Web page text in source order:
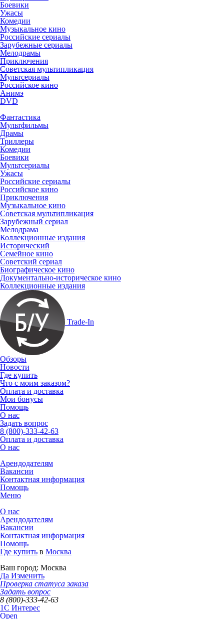
Боевики
Ужасы
Комедии
Музыкальное кино
Российские сериалы
Зарубежные сериалы
Мелодрамы
Приключения
Советская мультипликация
Мультсериалы
Российское кино
Анимэ
DVD
Фантастика
Мультфильмы
Драмы
Триллеры
Комедии
Боевики
Мультсериалы
Ужасы
Российские сериалы
Российское кино
Приключения
Музыкальное кино
Советская мультипликация
Зарубежный сериал
Мелодрама
Коллекционные издания
Исторический
Семейное кино
Советский сериал
Биографическое кино
Документально-историческое кино
Коллекционные издания
Trade-In
Обзоры
Новости
Где купить
Что с моим заказом?
Оплата и доставка
Мои бонусы
Помощь
О нас
Задать вопрос
8 (800)-333-42-63
Оплата и доставка
О нас
Арендодателям
Вакансии
Контактная информация
Помощь
Меню
О нас
Арендодателям
Вакансии
Контактная информация
Помощь
Где купить в Москва
Ваш город: Москва
Да Изменить
Проверка статуса заказа
Задать вопрос
8 (800)-333-42-63
1C Интерес
Open